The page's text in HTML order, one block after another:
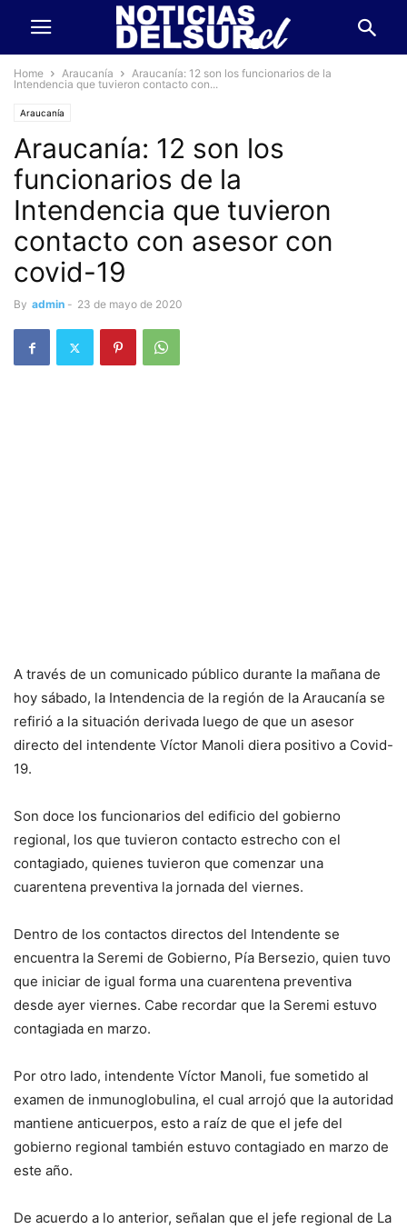
Home Araucanía
Araucanía: 12 son los funcionarios de la
Intendencia que tuvieron contacto con...
Araucanía
Araucanía: 12 son los
funcionarios de la
Intendencia que tuvieron
contacto con asesor con
covid-19
By admin - 23 de mayo de 2020
A través de un comunicado público durante la mañana de
hoy sábado, la Intendencia de la región de la Araucanía se
refirió a la situación derivada luego de que un asesor
directo del intendente Víctor Manoli diera positivo a Covid-
19.
Son doce los funcionarios del edificio del gobierno
regional, los que tuvieron contacto estrecho con el
contagiado, quienes tuvieron que comenzar una
cuarentena preventiva la jornada del viernes.
Dentro de los contactos directos del Intendente se
encuentra la Seremi de Gobierno, Pía Bersezio, quien tuvo
que iniciar de igual forma una cuarentena preventiva
desde ayer viernes. Cabe recordar que la Seremi estuvo
contagiada en marzo.
Por otro lado, intendente Víctor Manoli, fue sometido al
examen de inmunoglobulina, el cual arrojó que la autoridad
mantiene anticuerpos, esto a raíz de que el jefe del
gobierno regional también estuvo contagiado en marzo de
este año.
De acuerdo a lo anterior, señalan que el jefe regional de La